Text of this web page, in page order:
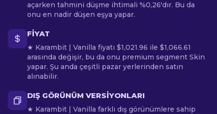
açarken tahmini düşme ihtimali %0,26'dır. Bu da
onu en nadir düşen eşya yapar.
FIYAT
★ Karambit | Vanilla fiyatı $1,021.96 ile $1,066.61
arasında değişir, bu da onu premium segment Skin
yapar. Şu anda çeşitli pazar yerlerinden satın
alınabilir.
DIŞ GÖRÜNÜM VERSIYONLARI
★ Karambit | Vanilla farklı dış görünümlere sahip